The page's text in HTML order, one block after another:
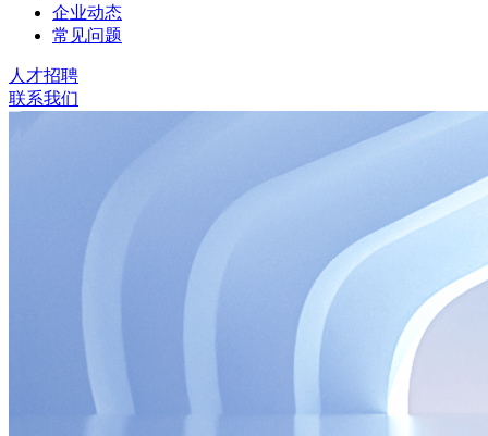
企业动态
常见问题
人才招聘
联系我们